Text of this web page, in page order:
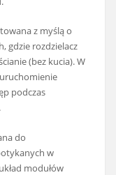
z myślą o
gdzie rozdzielacz
(bez kucia). W
podczas
do
w
modułów